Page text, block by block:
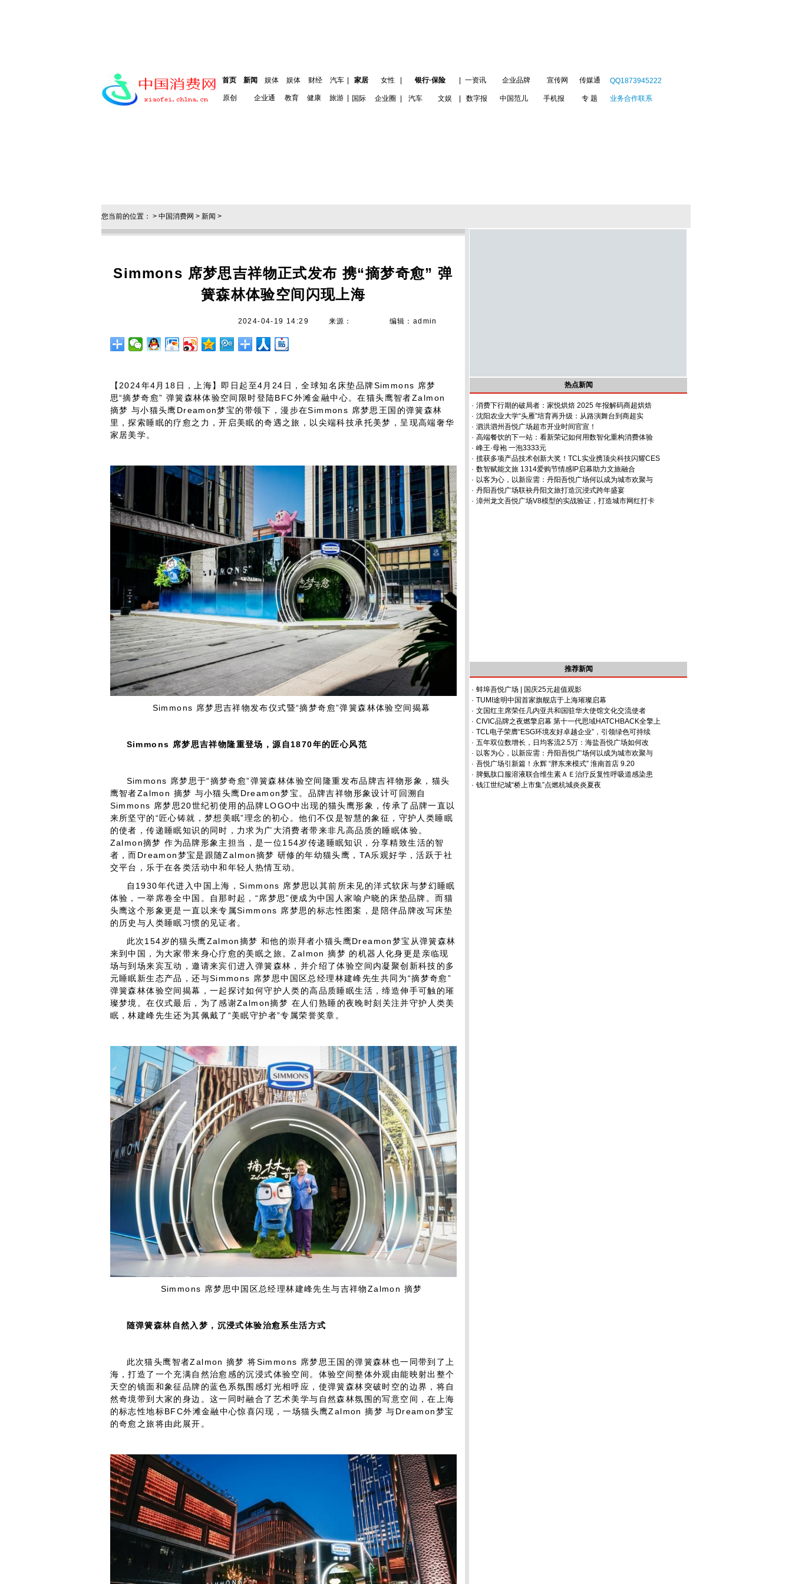
首页 新闻 娱体 娱体 财经 汽车 家居 女性 银行·保险 一资讯 企业品牌 宣传网 传媒通
原创 企业通 教育 健康 旅游 国际 企业圈 汽车 文娱 数字报 中国范儿 手机报 专 题
QQ1873945222
业务合作联系
您当前的位置： > 中国消费网 > 新闻 >
Simmons 席梦思吉祥物正式发布 携“摘梦奇愈” 弹
簧森林体验空间闪现上海
2024-04-19 14:29 来源： 编辑：admin
【2024年4月18日，上海】即日起至4月24日，全球知名床垫品牌Simmons 席梦
思“摘梦奇愈” 弹簧森林体验空间限时登陆BFC外滩金融中心。在猫头鹰智者Zalmon
摘梦 与小猫头鹰Dreamon梦宝的带领下，漫步在Simmons 席梦思王国的弹簧森林
里，探索睡眠的疗愈之力，开启美眠的奇遇之旅，以尖端科技承托美梦，呈现高端奢华
家居美学。
Simmons 席梦思吉祥物发布仪式暨“摘梦奇愈”弹簧森林体验空间揭幕
Simmons 席梦思吉祥物隆重登场 ，源自1870年的匠心风范
Simmons 席梦思于“摘梦奇愈”弹簧森林体验空间隆重发布品牌吉祥物形象，猫头
鹰智者Zalmon 摘梦 与小猫头鹰Dreamon梦宝。品牌吉祥物形象设计可回溯自
Simmons 席梦思20世纪初使用的品牌LOGO中出现的猫头鹰形象，传承了品牌一直以
来所坚守的“匠心铸就，梦想美眠”理念的初心。他们不仅是智慧的象征，守护人类睡眠
的使者，传递睡眠知识的同时，力求为广大消费者带来非凡高品质的睡眠体验。
Zalmon摘梦 作为品牌形象主担当，是一位154岁传递睡眠知识，分享精致生活的智
者，而Dreamon梦宝是跟随Zalmon摘梦 研修的年幼猫头鹰，TA乐观好学，活跃于社
交平台，乐于在各类活动中和年轻人热情互动。
自1930年代进入中国上海，Simmons 席梦思以其前所未见的洋式软床与梦幻睡眠
体验，一举席卷全中国。自那时起，“席梦思”便成为中国人家喻户晓的床垫品牌。而猫
头鹰这个形象更是一直以来专属Simmons 席梦思的标志性图案，是陪伴品牌改写床垫
的历史与人类睡眠习惯的见证者。
此次154岁的猫头鹰Zalmon摘梦 和他的崇拜者小猫头鹰Dreamon梦宝从弹簧森林
来到中国，为大家带来身心疗愈的美眠之旅。Zalmon 摘梦 的机器人化身更是亲临现
场与到场来宾互动，邀请来宾们进入弹簧森林，并介绍了体验空间内凝聚创新科技的多
元睡眠新生态产品，还与Simmons 席梦思中国区总经理林建峰先生共同为“摘梦奇愈”
弹簧森林体验空间揭幕，一起探讨如何守护人类的高品质睡眠生活，缔造伸手可触的璀
璨梦境。在仪式最后，为了感谢Zalmon摘梦 在人们熟睡的夜晚时刻关注并守护人类美
眠，林建峰先生还为其佩戴了“美眠守护者”专属荣誉奖章。
Simmons 席梦思中国区总经理林建峰先生与吉祥物Zalmon 摘梦
随弹簧森林自然入梦，沉浸式体验治愈系生活方式
此次猫头鹰智者Zalmon 摘梦 将Simmons 席梦思王国的弹簧森林也一同带到了上
海，打造了一个充满自然治愈感的沉浸式体验空间。体验空间整体外观由能映射出整个
天空的镜面和象征品牌的蓝色系氛围感灯光相呼应，使弹簧森林突破时空的边界，将自
然奇境带到大家的身边。这一同时融合了艺术美学与自然森林氛围的写意空间，在上海
的标志性地标BFC外滩金融中心惊喜闪现，一场猫头鹰Zalmon 摘梦 与Dreamon梦宝
的奇愈之旅将由此展开。
热点新闻
· 消费下行期的破局者：家悦烘焙 2025 年报解码商超烘焙
· 沈阳农业大学“头雁”培育再升级：从路演舞台到商超实
· 泗洪泗州吾悦广场超市开业时间官宣！
· 高端餐饮的下一站：看新荣记如何用数智化重构消费体验
· 峰王·母袍 一泡3333元
· 揽获多项产品技术创新大奖！TCL实业携顶尖科技闪耀CES
· 数智赋能文旅 1314爱购节情感IP启幕助力文旅融合
· 以客为心，以新应需：丹阳吾悦广场何以成为城市欢聚与
· 丹阳吾悦广场联袂丹阳文旅打造沉浸式跨年盛宴
· 漳州龙文吾悦广场V8模型的实战验证，打造城市网红打卡
推荐新闻
· 蚌埠吾悦广场 | 国庆25元超值观影
· TUMI途明中国首家旗舰店于上海璀璨启幕
· 文国红主席荣任几内亚共和国驻华大使馆文化交流使者
· CIVIC品牌之夜燃擎启幕 第十一代思域HATCHBACK全擎上
· TCL电子荣膺“ESG环境友好卓越企业”，引领绿色可持续
· 五年双位数增长，日均客流2.5万：海盐吾悦广场如何改
· 以客为心，以新应需：丹阳吾悦广场何以成为城市欢聚与
· 吾悦广场引新篇！永辉 “胖东来模式” 淮南首店 9.20
· 脾氨肽口服溶液联合维生素ＡＥ治疗反复性呼吸道感染患
· 钱江世纪城“桥上市集”点燃杭城炎炎夏夜